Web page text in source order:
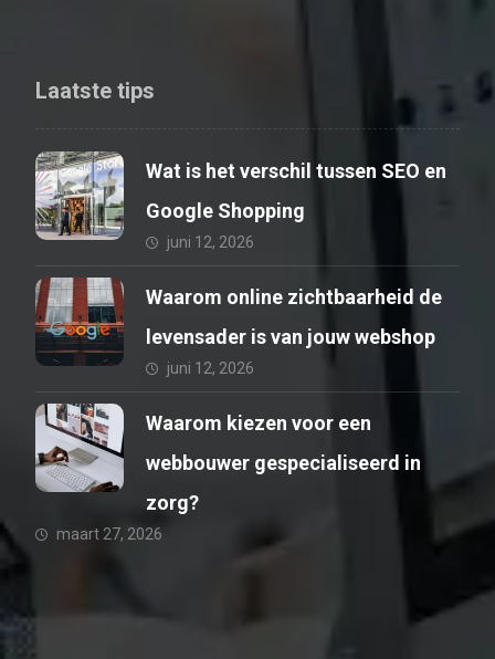
Laatste tips
Wat is het verschil tussen SEO en
Google Shopping
juni 12, 2026
Waarom online zichtbaarheid de
levensader is van jouw webshop
juni 12, 2026
Waarom kiezen voor een
webbouwer gespecialiseerd in
zorg?
maart 27, 2026